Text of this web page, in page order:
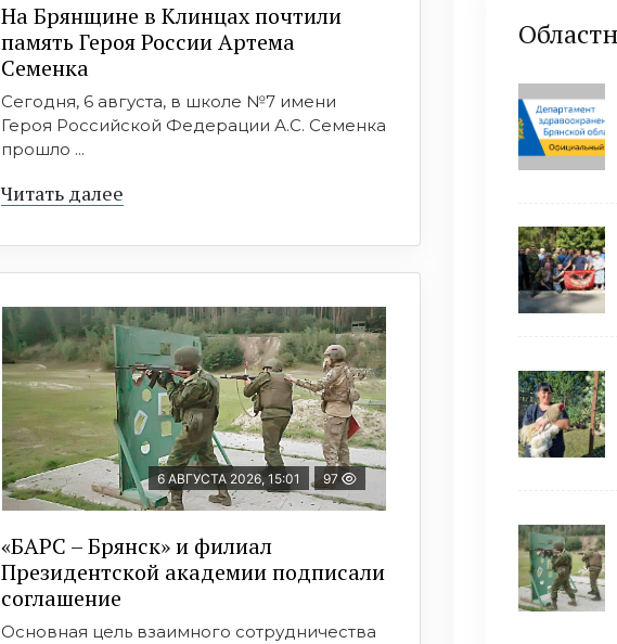
На Брянщине в Клинцах почтили
память Героя России Артема
Семенка
Сегодня, 6 августа, в школе №7 имени
Героя Российской Федерации А.С. Семенка
прошло ...
Читать далее
6 АВГУСТА 2026, 15:01 97
«БАРС – Брянск» и филиал
Президентской академии подписали
соглашение
Основная цель взаимного сотрудничества